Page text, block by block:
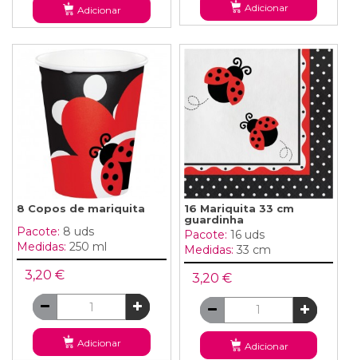
Adicionar Adicionar
8 Copos de mariquita
Pacote: 8 uds
Medidas: 250 ml
3,20 €
Adicionar
16 Mariquita 33 cm
guardinha
Pacote: 16 uds
Medidas: 33 cm
3,20 €
Adicionar